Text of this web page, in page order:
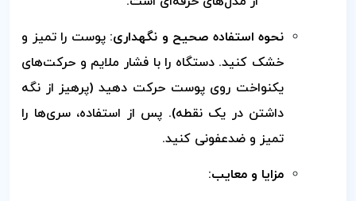
نحوه استفاده صحیح و نگهداری: پوست را تمیز و
خشک کنید. دستگاه را با فشار ملایم و حرکت‌های
یکنواخت روی پوست حرکت دهید (پرهیز از نگه
داشتن در یک نقطه). پس از استفاده، سری‌ها را
تمیز و ضدعفونی کنید.
مزایا و معایب: